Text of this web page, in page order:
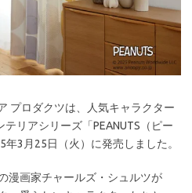
プロダクツは、人気キャラクター
テリアシリーズ「PEANUTS（ピー
3月25日（火）に発売しました。
漫画家チャールズ・シュルツが